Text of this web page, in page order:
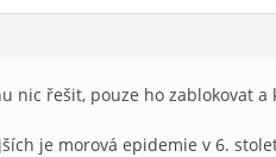
nic řešit, pouze ho zablokovat a
je morová epidemie v 6.